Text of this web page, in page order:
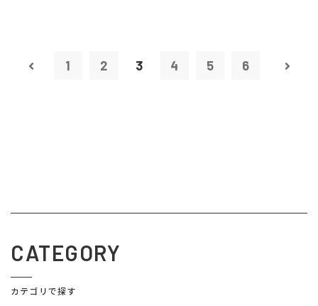
1 2 3 4 5 6
CATEGORY
カテゴリで探す